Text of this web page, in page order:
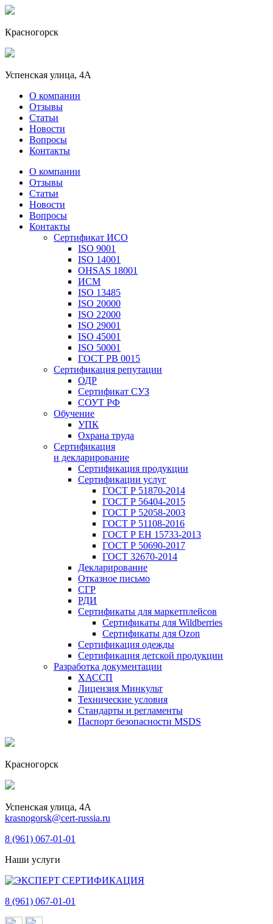
Красногорск
Успенская улица, 4А
О компании
Отзывы
Статьи
Новости
Вопросы
Контакты
О компании
Отзывы
Статьи
Новости
Вопросы
Контакты
Сертификат ИСО
ISO 9001
ISO 14001
OHSAS 18001
ИСМ
ISO 13485
ISO 20000
ISO 22000
ISO 29001
ISO 45001
ISO 50001
ГОСТ РВ 0015
Сертификация репутации
ОДР
Сертификат СУЗ
СОУТ РФ
Обучение
УПК
Охрана труда
Сертификация
и декларирование
Сертификация продукции
Сертификации услуг
ГОСТ Р 51870-2014
ГОСТ Р 56404-2015
ГОСТ Р 52058-2003
ГОСТ Р 51108-2016
ГОСТ Р ЕН 15733-2013
ГОСТ Р 50690-2017
ГОСТ 32670-2014
Декларирование
Отказное письмо
СГР
РДИ
Сертификаты для маркетплейсов
Сертификаты для Wildberries
Сертификаты для Ozon
Сертификация одежды
Сертификация детской продукции
Разработка документации
ХАССП
Лицензия Минкульт
Технические условия
Стандарты и регламенты
Паспорт безопасности MSDS
Красногорск
Успенская улица, 4А
krasnogorsk@cert-russia.ru
8 (961) 067-01-01
Наши услуги
8 (961) 067-01-01